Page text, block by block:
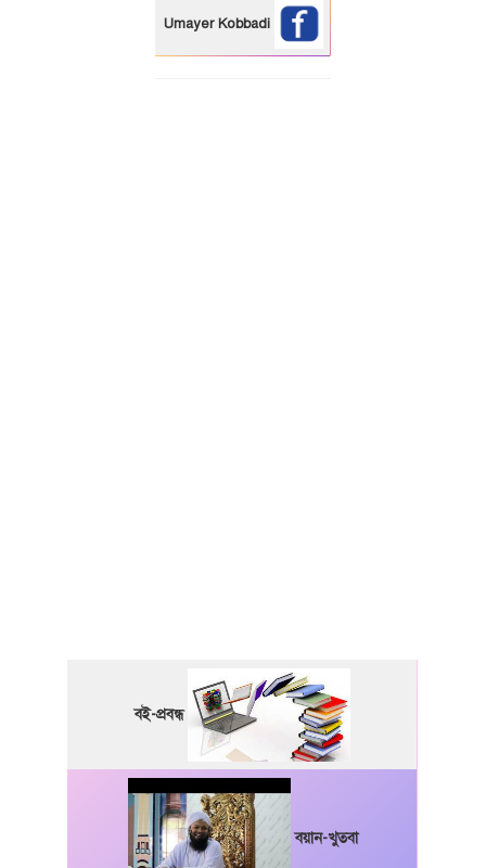
Umayer Kobbadi
বই-প্রবন্ধ
বয়ান-খুতবা